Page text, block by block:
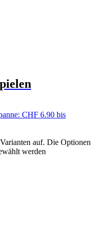
CHF 6.90 bis
auf. Die Optionen
werden